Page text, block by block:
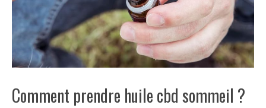
Comment prendre huile cbd sommeil ?